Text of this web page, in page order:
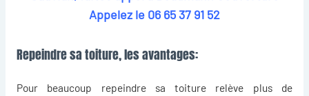
Appelez le 06 65 37 91 52
Repeindre sa toiture, les avantages:
Pour beaucoup repeindre sa toiture relève plus de